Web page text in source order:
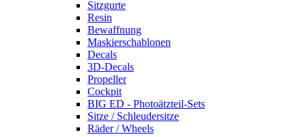
Sitzgurte
Resin
Bewaffnung
Maskierschablonen
Decals
3D-Decals
Propeller
Cockpit
BIG ED - Photoätzteil-Sets
Sitze / Schleudersitze
Räder / Wheels